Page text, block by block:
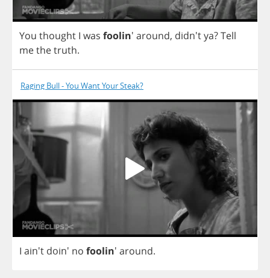
You thought I was foolin' around, didn'tya?Tell
methetruth.
Raging Bull - You Want Your Steak?
I ain't doin' no foolin' around.